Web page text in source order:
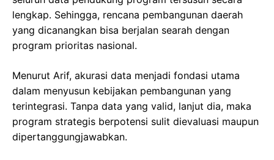
lengkap. Sehingga, rencana pembangunan daerah
yang dicanangkan bisa berjalan searah dengan
program prioritas nasional.
Menurut Arif, akurasi data menjadi fondasi utama
dalam menyusun kebijakan pembangunan yang
terintegrasi. Tanpa data yang valid, lanjut dia, maka
program strategis berpotensi sulit dievaluasi maupun
dipertanggungjawabkan.